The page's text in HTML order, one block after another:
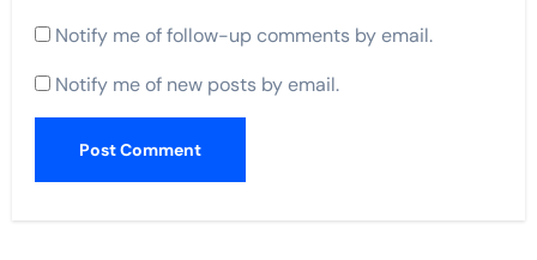
Notify me of follow-up comments by email.
Notify me of new posts by email.